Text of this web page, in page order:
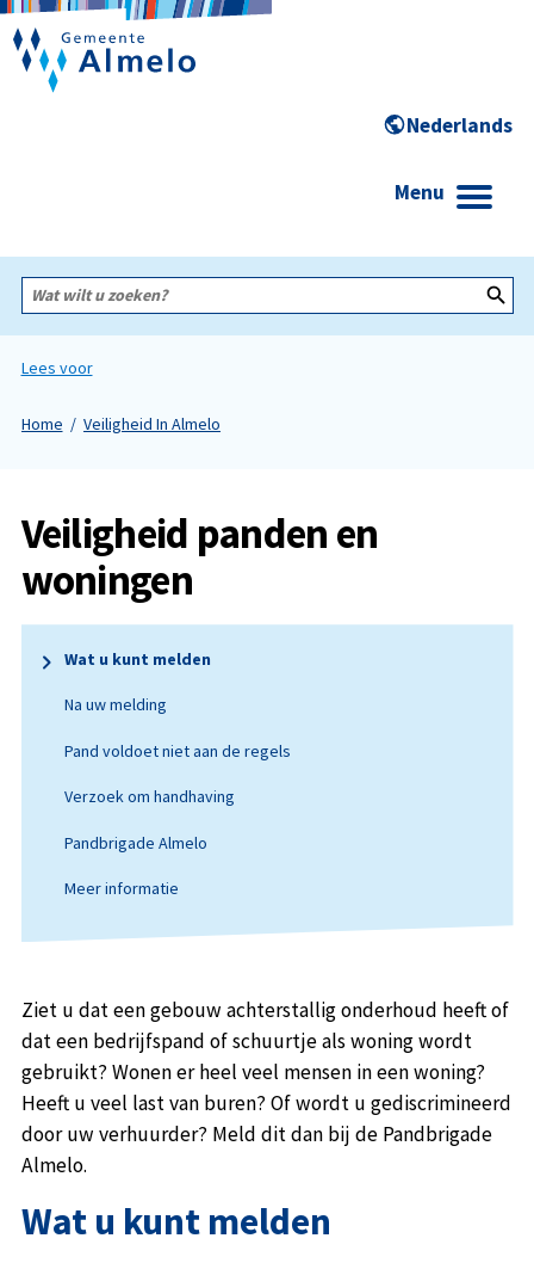
Menu
Wat
wilt
zoeken?
Lees voor
Home Veiligheid In Almelo
Veiligheid panden en
woningen
Wat u kunt melden
Na uw melding
Pand voldoet niet aan de regels
Verzoek om handhaving
Pandbrigade Almelo
Meer informatie
Ziet u dat een gebouw achterstallig onderhoud heeft of
dat een bedrijfspand of schuurtje als woning wordt
gebruikt? Wonen er heel veel mensen in een woning?
Heeft u veel last van buren? Of wordt u gediscrimineerd
door uw verhuurder? Meld dit dan bij de Pandbrigade
Almelo.
Wat u kunt melden